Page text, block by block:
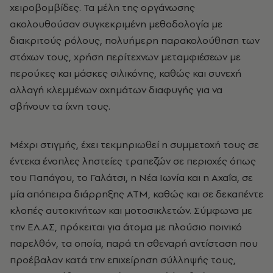
χειροβομβίδες. Τα μέλη της οργάνωσης
ακολουθούσαν συγκεκριμένη μεθοδολογία με
διακριτούς ρόλους, πολυήμερη παρακολούθηση των
στόχων τους, χρήση περίτεχνων μεταμφιέσεων με
περούκες και μάσκες σιλικόνης, καθώς και συνεχή
αλλαγή κλεμμένων οχημάτων διαφυγής για να
σβήνουν τα ίχνη τους.
Μέχρι στιγμής, έχει τεκμηριωθεί η συμμετοχή τους σε
έντεκα ένοπλες ληστείες τραπεζών σε περιοχές όπως
του Παπάγου, το Γαλάτσι, η Νέα Ιωνία και η Αχαΐα, σε
μία απόπειρα διάρρηξης ΑΤΜ, καθώς και σε δεκαπέντε
κλοπές αυτοκινήτων και μοτοσικλετών. Σύμφωνα με
την ΕΛ.ΑΣ, πρόκειται για άτομα με πλούσιο ποινικό
παρελθόν, τα οποία, παρά τη σθεναρή αντίσταση που
προέβαλαν κατά την επιχείρηση σύλληψής τους,